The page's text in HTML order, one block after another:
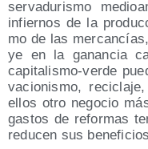
ser­va­du­ris­mo
infier­nos de la
mo de las
ye en la ganan­cia
capi­ta­lis­mo-ver­de
va­cio­nis­mo,
ellos otro nego­cio
gas­tos de refor­mas
redu­cen sus